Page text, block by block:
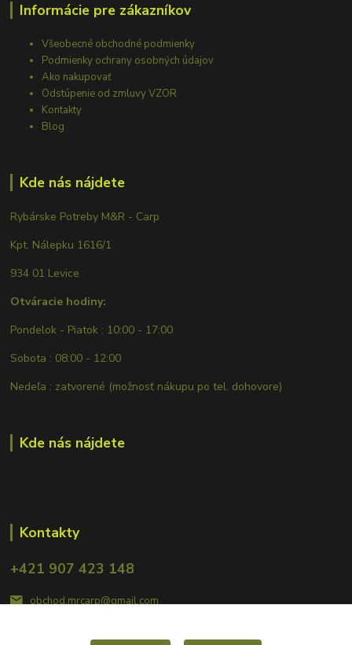
Informácie pre zákazníkov
Všeobecné obchodné podmienky
Podmienky ochrany osobných údajov
Ako nakupovať
Odstúpenie od zmluvy VZOR
Kontakty
Blog
Kde nás nájdete
Rybárske Potreby M&R - Carp
Kpt. Nálepku 1616/1
934 01 Levice
Otváracie hodiny:
Pondelok - Piatok : 10:00 - 17:00
Sobota : 08:00 - 12:00
Nedeľa : zatvorené (možnosť nákupu po tel. dohovore)
Kde nás nájdete
Kontakty
+421 907 423 148
obchod.mrcarp@gmail.com